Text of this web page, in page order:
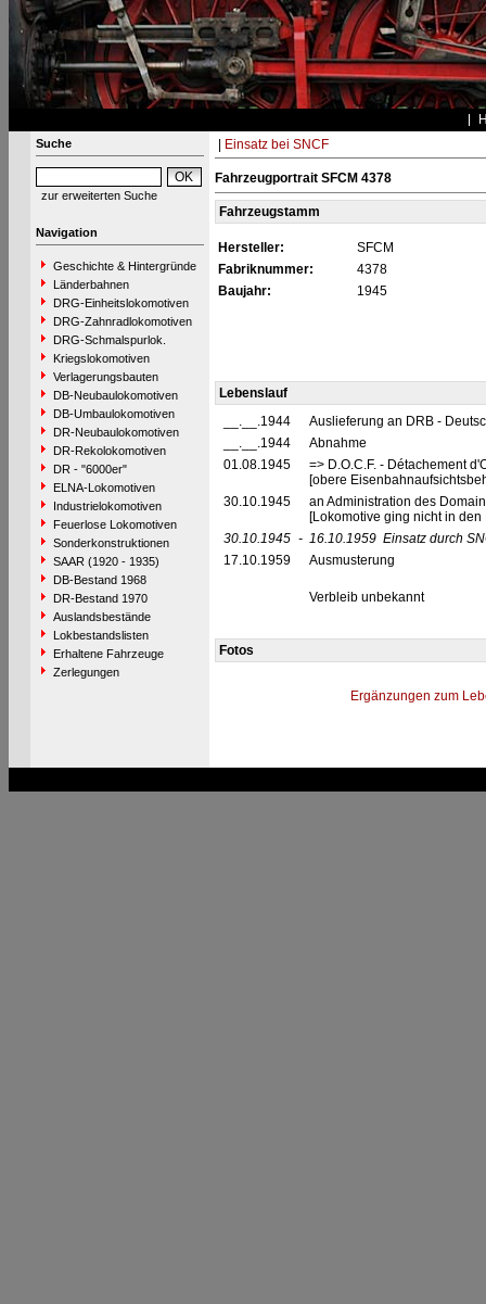
Suche
zur erweiterten Suche
Navigation
Geschichte & Hintergründe
Länderbahnen
DRG-Einheitslokomotiven
DRG-Zahnradlokomotiven
DRG-Schmalspurlok.
Kriegslokomotiven
Verlagerungsbauten
DB-Neubaulokomotiven
DB-Umbaulokomotiven
DR-Neubaulokomotiven
DR-Rekolokomotiven
DR - "6000er"
ELNA-Lokomotiven
Industrielokomotiven
Feuerlose Lokomotiven
Sonderkonstruktionen
SAAR (1920 - 1935)
DB-Bestand 1968
DR-Bestand 1970
Auslandsbestände
Lokbestandslisten
Erhaltene Fahrzeuge
Zerlegungen
Einsatz bei SNCF
Fahrzeugportrait SFCM 4378
Fahrzeugstamm
Hersteller:
SFCM
Fabriknummer:
4378
Baujahr:
1945
Lebenslauf
__.__.1944
Auslieferung an DRB -
__.__.1944
Abnahme
01.08.1945
=> D.O.C.F. - Détachement
[obere
30.10.1945
an Administration des
[Lokomotive ging nicht in
30.10.1945 - 16.10.1959 Einsatz durch
17.10.1959
Ausmusterung
Verbleib unbekannt
Fotos
Ergänzungen zum